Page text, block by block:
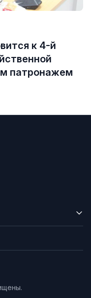
к 4-й
патронажем